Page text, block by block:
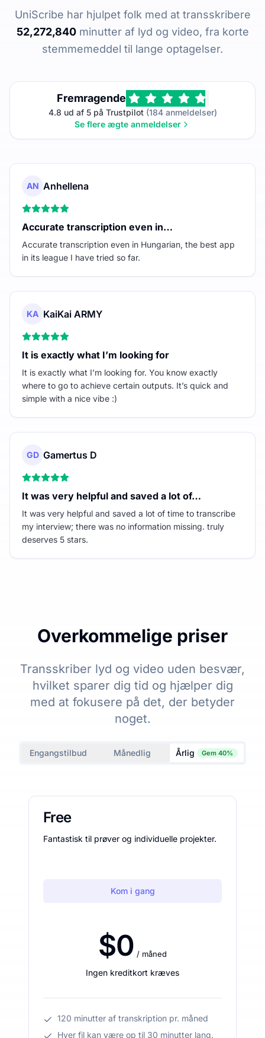
UniScribe har hjulpet folk med at transskribere
52,272,840minutter af lyd og video, fra korte
stemmemeddel til lange optagelser.
Fremragende
4.8 ud af 5 på Trustpilot(184 anmeldelser)
Se flere ægte anmeldelser
AN Anhellena
Accurate transcription even in…
Accurate transcription even in Hungarian, the best app
in its league I have tried so far.
KA KaiKai ARMY
It is exactly what I’m looking for
It is exactly what I’m looking for. You know exactly
where to go to achieve certain outputs. It’s quick and
simple with a nice vibe :)
GD Gamertus D
It was very helpful and saved a lot of…
It was very helpful and saved a lot of time to transcribe
my interview; there was no information missing. truly
deserves 5 stars.
Overkommelige priser
Transskriber lyd og video uden besvær,
hvilket sparer dig tid og hjælper dig
med at fokusere på det, der betyder
noget.
Engangstilbud Månedlig Årlig Gem 40%
Free
Fantastisk til prøver og individuelle projekter.
Kom i gang
$0 / måned
Ingen kreditkort kræves
120 minutter af transkription pr. måned
Hver fil kan være op til 30 minutter lang.